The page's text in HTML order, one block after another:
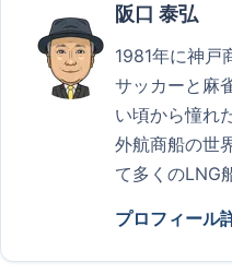
阪口 泰弘
1981年に神戸
サッカーと麻
い頃から憧れ
外航商船の世
て多くのLNG
プロフィール